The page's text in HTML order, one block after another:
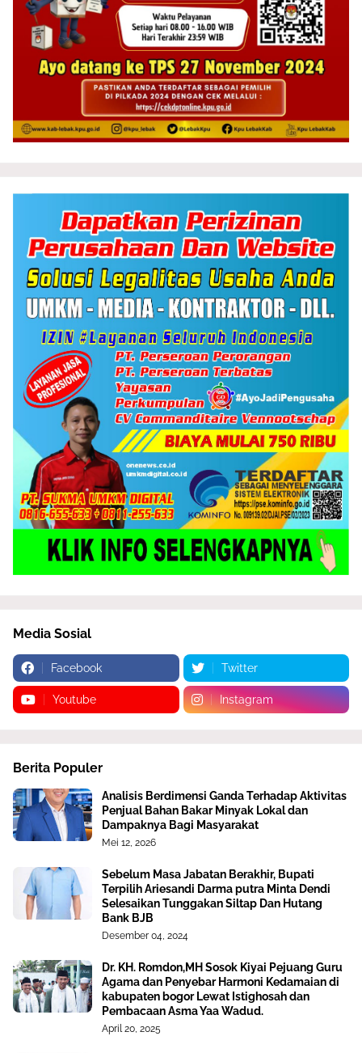
Media Sosial
Facebook Twitter
Youtube Instagram
Berita Populer
Analisis Berdimensi Ganda Terhadap Aktivitas
Penjual Bahan Bakar Minyak Lokal dan
Dampaknya Bagi Masyarakat
Mei 12, 2026
Sebelum Masa Jabatan Berakhir, Bupati
Terpilih Ariesandi Darma putra Minta Dendi
Selesaikan Tunggakan Siltap Dan Hutang
Bank BJB
Desember 04, 2024
Dr. KH. Romdon,MH Sosok Kiyai Pejuang Guru
Agama dan Penyebar Harmoni Kedamaian di
kabupaten bogor Lewat Istighosah dan
Pembacaan Asma Yaa Wadud.
April 20, 2025